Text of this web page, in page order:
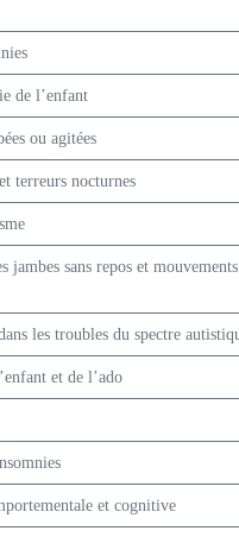
de l’enfant
ou agitées
terreurs nocturnes
jambes sans repos et
les troubles du spectre
et de l’ado
et cognitive